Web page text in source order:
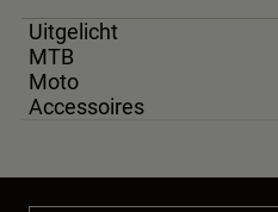
Uitgelicht
MTB
Moto
Accessoires